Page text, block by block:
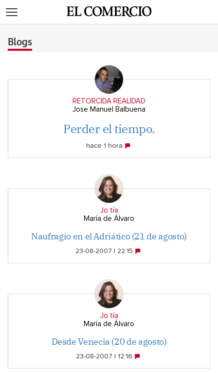
Blogs
RETORCIDA REALIDAD
Jose Manuel Balbuena
Perder el tiempo.
hace 1 hora
Jo tía
María de Álvaro
Naufragio en el Adriático (21 de agosto)
23-08-2007 | 22:15
Jo tía
María de Álvaro
Desde Venecia (20 de agosto)
23-08-2007 | 12:16